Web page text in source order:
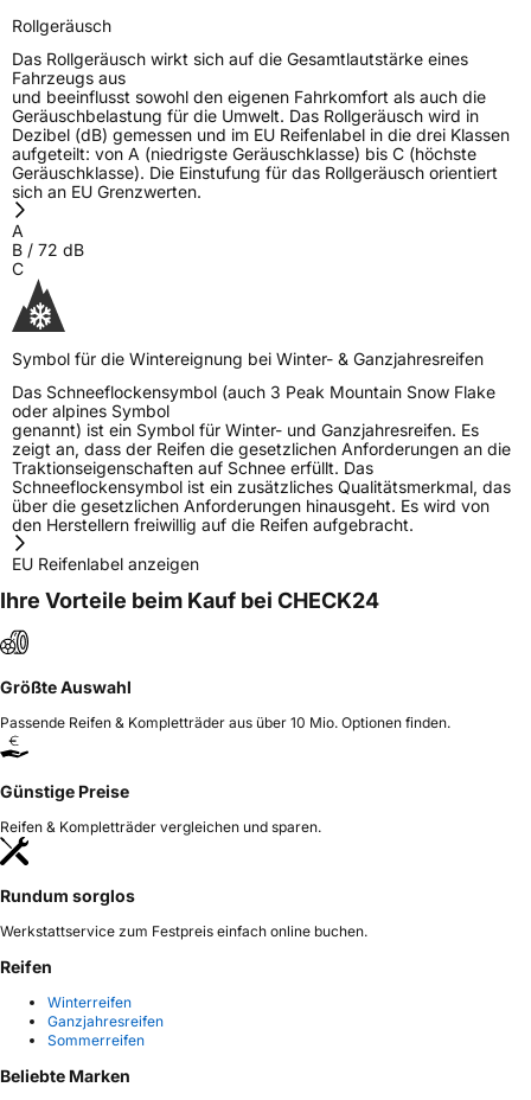
Rollgeräusch
Das Rollgeräusch wirkt sich auf die Gesamtlautstärke eines
Fahrzeugs aus
und beeinflusst sowohl den eigenen Fahrkomfort als auch die
Geräuschbelastung für die Umwelt. Das Rollgeräusch wird in
Dezibel (dB) gemessen und im EU Reifenlabel in die drei Klassen
aufgeteilt: von A (niedrigste Geräuschklasse) bis C (höchste
Geräuschklasse). Die Einstufung für das Rollgeräusch orientiert
sich an EU Grenzwerten.
A
B / 72 dB
C
Symbol für die Wintereignung bei Winter- & Ganzjahresreifen
Das Schneeflockensymbol (auch 3 Peak Mountain Snow Flake
oder alpines Symbol
genannt) ist ein Symbol für Winter- und Ganzjahresreifen. Es
zeigt an, dass der Reifen die gesetzlichen Anforderungen an die
Traktionseigenschaften auf Schnee erfüllt. Das
Schneeflockensymbol ist ein zusätzliches Qualitätsmerkmal, das
über die gesetzlichen Anforderungen hinausgeht. Es wird von
den Herstellern freiwillig auf die Reifen aufgebracht.
EU Reifenlabel anzeigen
Ihre Vorteile beim Kauf bei CHECK24
Größte Auswahl
Passende Reifen & Kompletträder aus über 10 Mio. Optionen finden.
Günstige Preise
Reifen & Kompletträder vergleichen und sparen.
Rundum sorglos
Werkstattservice zum Festpreis einfach online buchen.
Reifen
Winterreifen
Ganzjahresreifen
Sommerreifen
Beliebte Marken